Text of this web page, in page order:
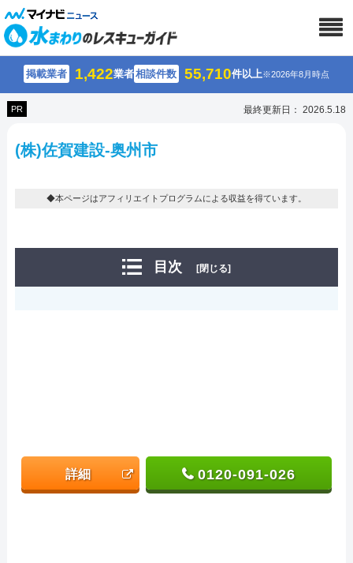
掲載業者 1,422業者相談件数 55,710件以上※2026年8月時点
PR 最終更新日： 2026.5.18
(株)佐賀建設-奥州市
◆本ページはアフィリエイトプログラムによる収益を得ています。
目次 [閉じる]
詳細 0120-091-026